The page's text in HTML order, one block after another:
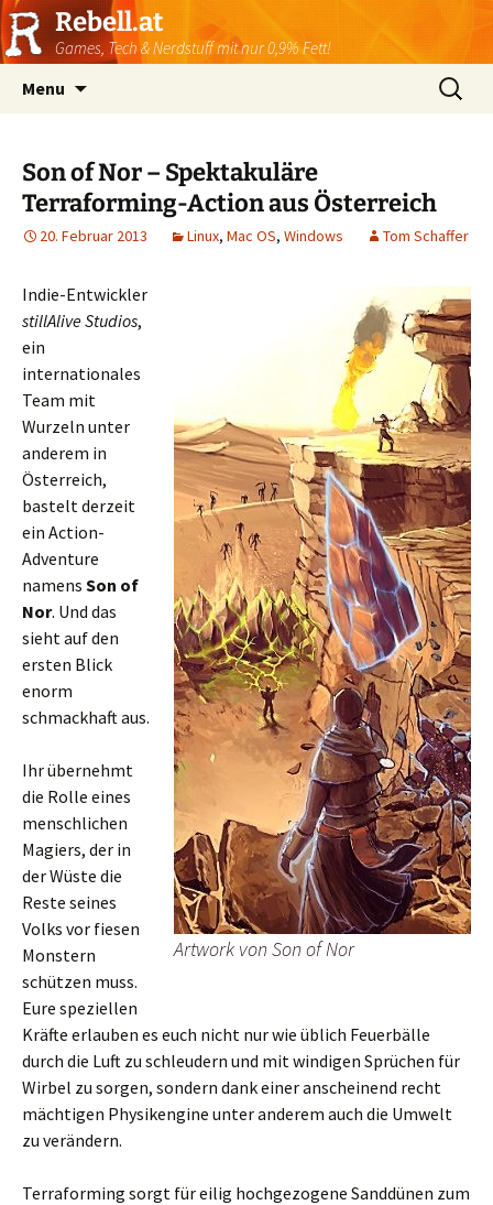
Rebell.at
Games, Tech & Nerdstuff mit nur 0,9% Fett!
Menu
Suchen
nach:
Son of Nor – Spektakuläre
Terraforming-Action aus Österreich
20. Februar 2013 Linux, Mac OS, Windows Tom Schaffer
Artwork von Son of Nor
Indie-Entwickler
stillAlive Studios,
ein
internationales
Team mit
Wurzeln unter
anderem in
Österreich,
bastelt derzeit
ein Action-
Adventure
namens Son of
Nor. Und das
sieht auf den
ersten Blick
enorm
schmackhaft aus.
Ihr übernehmt
die Rolle eines
menschlichen
Magiers, der in
der Wüste die
Reste seines
Volks vor fiesen
Monstern
schützen muss.
Eure speziellen
Kräfte erlauben es euch nicht nur wie üblich Feuerbälle
durch die Luft zu schleudern und mit windigen Sprüchen für
Wirbel zu sorgen, sondern dank einer anscheinend recht
mächtigen Physikengine unter anderem auch die Umwelt
zu verändern.
Terraforming sorgt für eilig hochgezogene Sanddünen zum